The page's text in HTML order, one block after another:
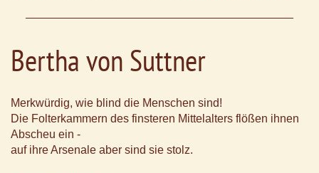
Bertha von Suttner
Merkwürdig, wie blind die Menschen sind!
Die Folterkammern des finsteren Mittelalters flößen ihnen
Abscheu ein -
auf ihre Arsenale aber sind sie stolz.